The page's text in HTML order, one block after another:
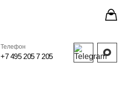
Телефон
+7 495 205 7 205